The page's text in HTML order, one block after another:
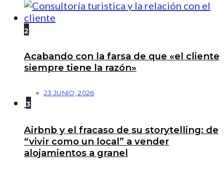
2
Acabando con la farsa de que «el cliente
siempre tiene la razón»
23 JUNIO, 2026
3
Airbnb y el fracaso de su storytelling: de
“vivir como un local” a vender
alojamientos a granel